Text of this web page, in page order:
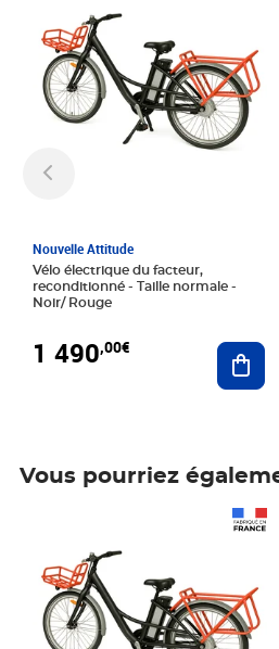
Nouvelle Attitude
Vélo électrique du facteur,
reconditionné - Taille normale -
Noir/ Rouge
1 490,00€
Vous pourriez